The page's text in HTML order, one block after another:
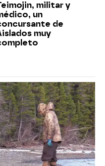
militar y
un
de
muy